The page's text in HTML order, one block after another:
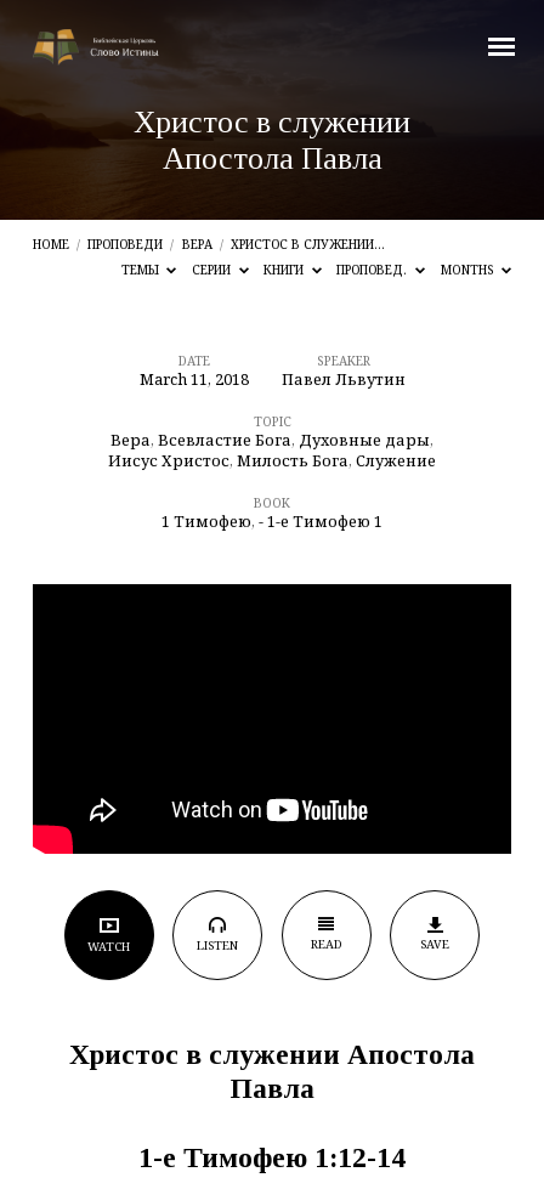
Христос в служении
Апостола Павла
HOME / ПРОПОВЕДИ / ВЕРА / ХРИСТОС В СЛУЖЕНИИ…
ТЕМЫ
СЕРИИ КНИГИ ПРОПОВЕД. MONTHS
Христос
служении
DATE
March 11, 2018
SPEAKER
Павел Львутин
TOPIC
Вера, Всевластие Бога, Духовные дары,
Иисус Христос, Милость Бога, Служение
BOOK
1 Тимофею, - 1-е Тимофею 1
WATCH LISTEN READ SAVE
Христос в служении Апостола
Павла
1-е Тимофею 1:12-14